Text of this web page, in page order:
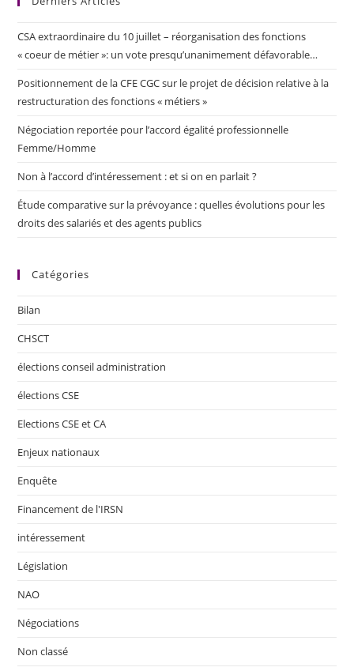
CSA extraordinaire du 10 juillet – réorganisation des fonctions
« coeur de métier »: un vote presqu’unanimement défavorable…
Positionnement de la CFE CGC sur le projet de décision relative à la
restructuration des fonctions « métiers »
Négociation reportée pour l’accord égalité professionnelle
Femme/Homme
Non à l’accord d’intéressement : et si on en parlait ?
Étude comparative sur la prévoyance : quelles évolutions pour les
droits des salariés et des agents publics
Catégories
Bilan
CHSCT
élections conseil administration
élections CSE
Elections CSE et CA
Enjeux nationaux
Enquête
Financement de l'IRSN
intéressement
Législation
NAO
Négociations
Non classé